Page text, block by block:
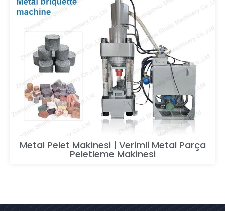
Metal Pelet Makinesi | Verimli Metal Parça
Peletleme Makinesi